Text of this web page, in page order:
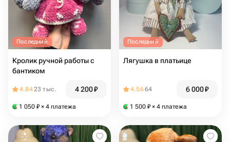
Последний
Кролик ручной работы с
бантиком
4.8423 тыс. 4 200₽
1 050 ₽ × 4 платежа
Последний
Лягушка в платьице
4.5664 6 000₽
1 500 ₽ × 4 платежа